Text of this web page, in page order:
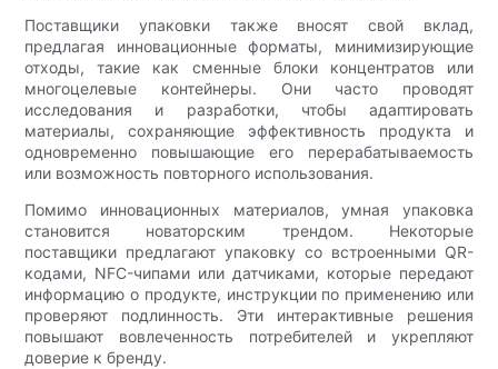
Поставщики упаковки также вносят свой вклад,
предлагая инновационные форматы, минимизирующие
отходы, такие как сменные блоки концентратов или
многоцелевые контейнеры. Они часто проводят
исследования и разработки, чтобы адаптировать
материалы, сохраняющие эффективность продукта и
одновременно повышающие его перерабатываемость
или возможность повторного использования.
Помимо инновационных материалов, умная упаковка
становится новаторским трендом. Некоторые
поставщики предлагают упаковку со встроенными QR-
кодами, NFC-чипами или датчиками, которые передают
информацию о продукте, инструкции по применению или
проверяют подлинность. Эти интерактивные решения
повышают вовлеченность потребителей и укрепляют
доверие к бренду.